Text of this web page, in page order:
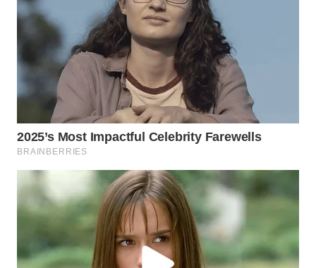
WN
TAPANULI
TENGAH
SERDANG
WN
TEBING
TINGGI
WN
WN